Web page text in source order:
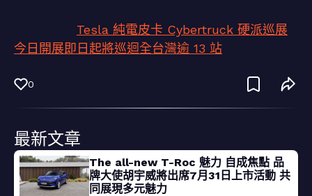
Tesla 純電皮卡 Cybertruck 硬派巡展
今日開展即日起將巡迴全台灣逾 13 站
0
最新文章
The all-new T-Roc 魅力 自成焦點 品
牌大使胡宇威將出席7月31日上市活動 共
同展現多元魅力